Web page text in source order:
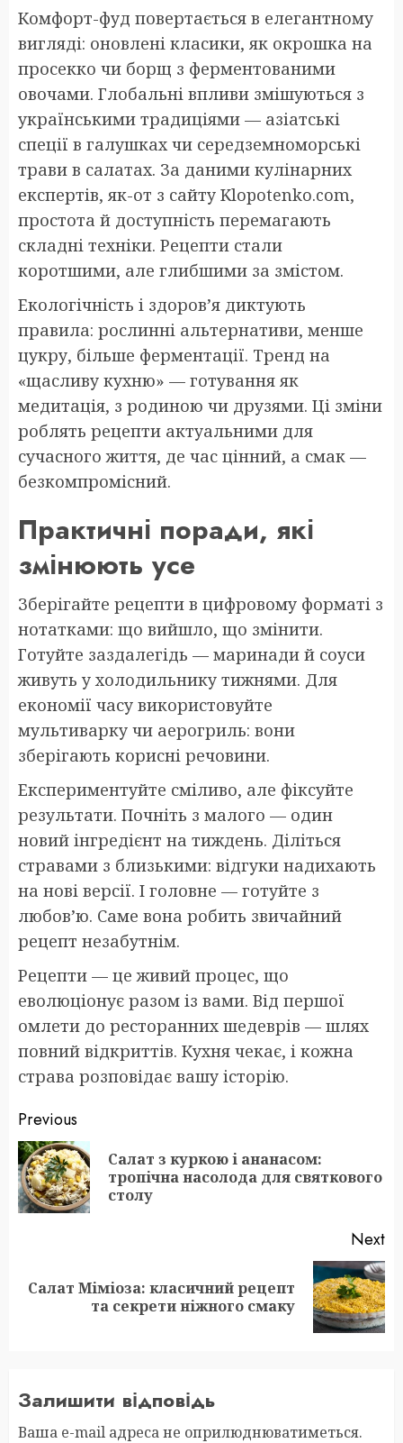
Комфорт-фуд повертається в елегантному
вигляді: оновлені класики, як окрошка на
просекко чи борщ з ферментованими
овочами. Глобальні впливи змішуються з
українськими традиціями — азіатські
спеції в галушках чи середземноморські
трави в салатах. За даними кулінарних
експертів, як-от з сайту Klopotenko.com,
простота й доступність перемагають
складні техніки. Рецепти стали
коротшими, але глибшими за змістом.
Екологічність і здоров’я диктують
правила: рослинні альтернативи, менше
цукру, більше ферментації. Тренд на
«щасливу кухню» — готування як
медитація, з родиною чи друзями. Ці зміни
роблять рецепти актуальними для
сучасного життя, де час цінний, а смак —
безкомпромісний.
Практичні поради, які
змінюють усе
Зберігайте рецепти в цифровому форматі з
нотатками: що вийшло, що змінити.
Готуйте заздалегідь — маринади й соуси
живуть у холодильнику тижнями. Для
економії часу використовуйте
мультиварку чи аерогриль: вони
зберігають корисні речовини.
Експериментуйте сміливо, але фіксуйте
результати. Почніть з малого — один
новий інгредієнт на тиждень. Діліться
стравами з близькими: відгуки надихають
на нові версії. І головне — готуйте з
любов’ю. Саме вона робить звичайний
рецепт незабутнім.
Рецепти — це живий процес, що
еволюціонує разом із вами. Від першої
омлети до ресторанних шедеврів — шлях
повний відкриттів. Кухня чекає, і кожна
страва розповідає вашу історію.
Post
navigation
Previous
Салат з куркою і ананасом:
тропічна насолода для святкового
столу
Next
Next
Салат Міміоза: класичний рецепт
та секрети ніжного смаку
Залишити відповідь
Ваша e-mail адреса не оприлюднюватиметься.